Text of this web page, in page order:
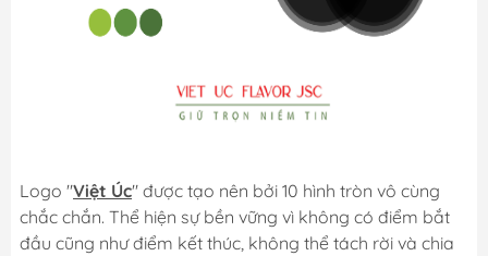
Logo "Việt Úc" được tạo nên bởi 10 hình tròn vô cùng
chắc chắn. Thể hiện sự bền vững vì không có điểm bắt
đầu cũng như điểm kết thúc, không thể tách rời và chia